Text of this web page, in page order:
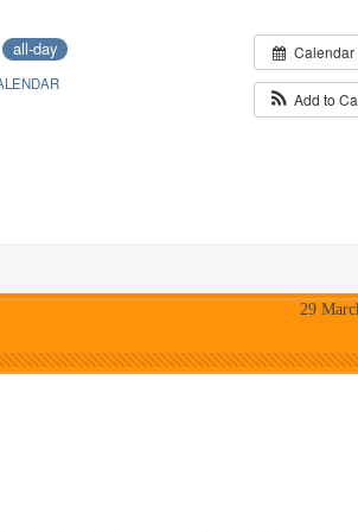
उपक्रम
समाधान शिबिरास पनवेलमध्ये उत्स्फूर्त प्रतिसाद
कामगारांना भरघोस पगारवाढ
Calendar
Add to
all-day
29